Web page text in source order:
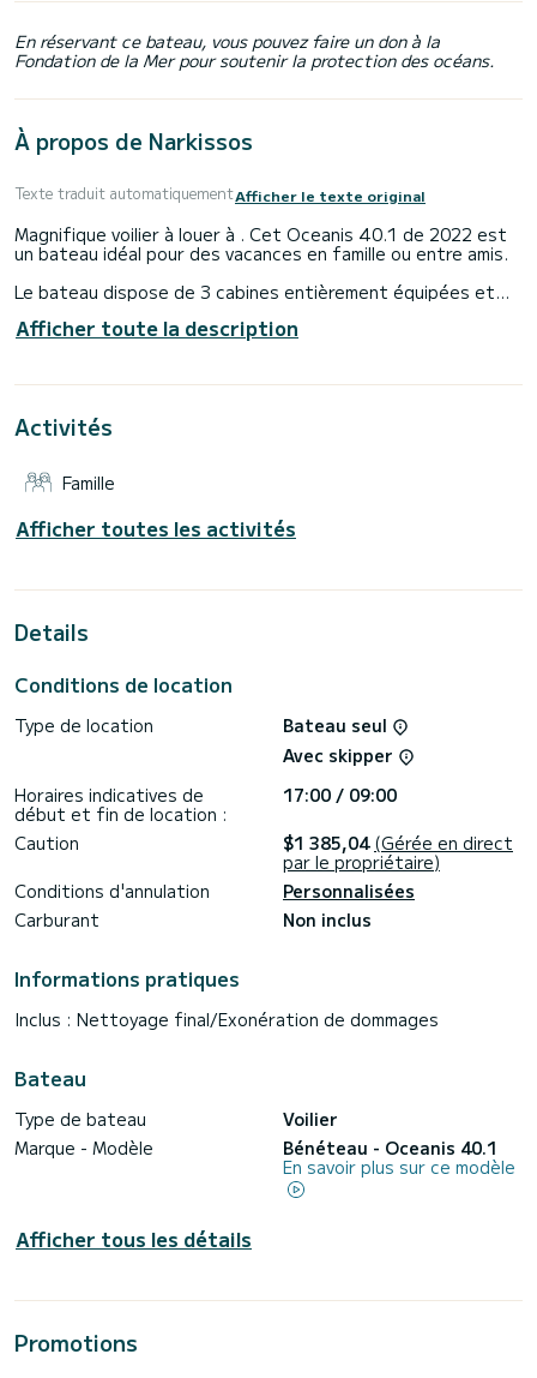
En réservant ce bateau, vous pouvez faire un don à la
Fondation de la Mer pour soutenir la protection des océans.
À propos de Narkissos
Texte traduit automatiquementAfficher le texte original
Magnifique voilier à louer à . Cet Oceanis 40.1 de 2022 est
un bateau idéal pour des vacances en famille ou entre amis.
Le bateau dispose de 3 cabines entièrement équipées et
13 mètres, il sera votre meilleur allié pour passer des
vacances exceptionnelles sur l'eau dans les environs de
Cet Oceanis 40.1 est équipé de 2 salles d'eau avec douche.
Il dispose des équipements suivants : Pilote automatique,
de location, vous pouvez envoyer un message via la
plateforme Samboat. Un conseiller SamBoat répondra à vos
Afficher toute la description
Activités
Famille
Afficher toutes les activités
Details
Conditions de location
Type de location
Bateau seul
Avec skipper
Horaires indicatives de
début et fin de location :
17:00 / 09:00
Caution
$1 385,04 (Gérée en direct
par le propriétaire)
Conditions d'annulation
Personnalisées
Carburant
Non inclus
Informations pratiques
Inclus : Nettoyage final/Exonération de dommages
Bateau
Type de bateau
Voilier
Marque - Modèle
Bénéteau - Oceanis 40.1
En savoir plus sur ce modèle
Afficher tous les détails
Promotions